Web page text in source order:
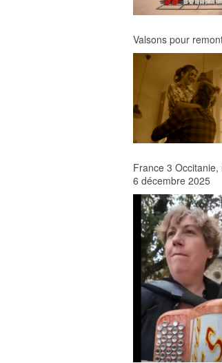
Valsons pour
France 3
6 décembre 2025